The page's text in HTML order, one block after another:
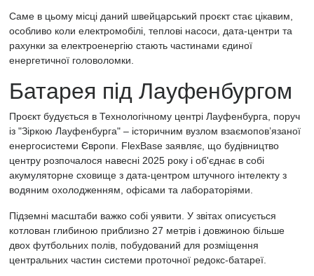
Саме в цьому місці даний швейцарський проєкт стає цікавим,
особливо коли електромобілі, теплові насоси, дата-центри та
рахунки за електроенергію стають частинами єдиної
енергетичної головоломки.
Батарея під Лауфенбургом
Проєкт будується в Технологічному центрі Лауфенбурга, поруч
із "Зіркою Лауфенбурга" – історичним вузлом взаємопов’язаної
енергосистеми Європи. FlexBase заявляє, що будівництво
центру розпочалося навесні 2025 року і об'єднає в собі
акумуляторне сховище з дата-центром штучного інтелекту з
водяним охолодженням, офісами та лабораторіями.
Підземні масштаби важко собі уявити. У звітах описується
котлован глибиною приблизно 27 метрів і довжиною більше
двох футбольних полів, побудований для розміщення
центральних частин системи проточної редокс-батареї.